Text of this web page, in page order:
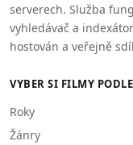
serverech. Služba
vyhledávač a
hostován a veřejně
VYBER SI FILMY PODLE
Roky
Žánry